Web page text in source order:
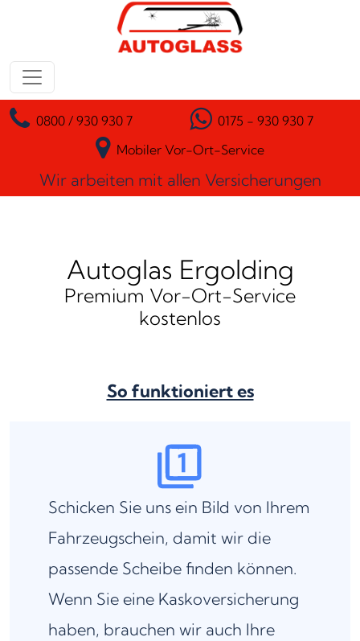
Zum Inhalt springen
Hauptnavigation
0800 / 930 930 7
0175 - 930 930 7
Mobiler Vor-Ort-Service
Wir arbeiten mit allen Versicherungen
Autoglas Ergolding
Premium Vor-Ort-Service
kostenlos
So funktioniert es
Schicken Sie uns ein Bild von Ihrem
Fahrzeugschein, damit wir die
passende Scheibe finden können.
Wenn Sie eine Kaskoversicherung
haben, brauchen wir auch Ihre